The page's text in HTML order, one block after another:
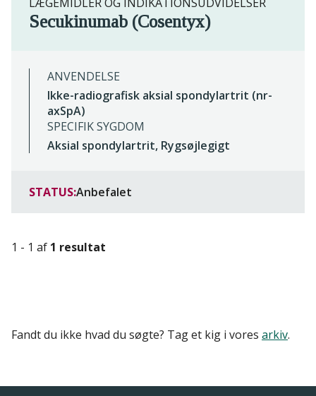
Secukinumab (Cosentyx)
ANVENDELSE
Ikke-radiografisk aksial spondylartrit (nr-
axSpA)
SPECIFIK SYGDOM
Aksial spondylartrit, Rygsøjlegigt
STATUS:Anbefalet
1 - 1 af 1 resultat
Fandt du ikke hvad du søgte? Tag et kig i vores arkiv.